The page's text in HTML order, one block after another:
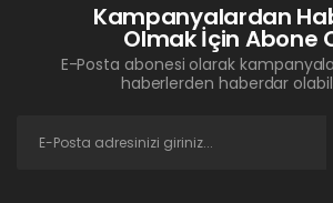
Kampanyalardan
Olmak İçin Abone
E-Posta abonesi olarak
haberlerden haberdar